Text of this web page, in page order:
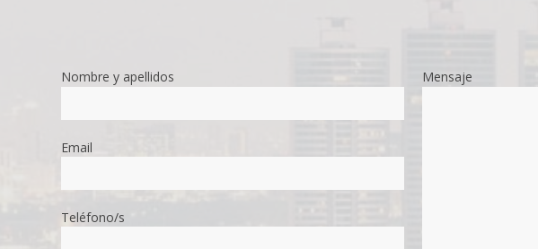
Nombre y apellidos
Email
Teléfono/s
Mensaje